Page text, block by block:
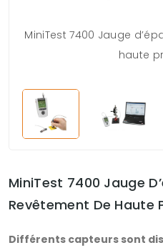
MiniTest 7400 Jauge
haute
MiniTest 7400 Jauge
Revêtement De Haute
Différents capteurs sont